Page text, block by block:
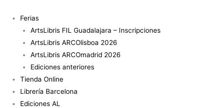
contenido
Ferias
ArtsLibris FIL Guadalajara – Inscripciones
ArtsLibris ARCOlisboa 2026
ArtsLibris ARCOmadrid 2026
Ediciones anteriores
Tienda Online
Librería Barcelona
Ediciones AL
cantidad